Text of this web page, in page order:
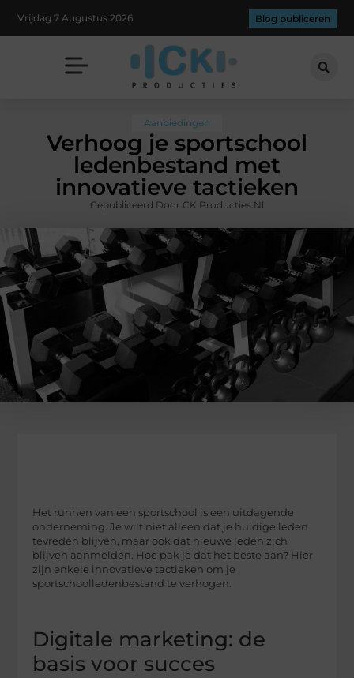
Vrijdag 7 Augustus 2026 Blog publiceren
Aanbiedingen
Verhoog je sportschool
ledenbestand met
innovatieve tactieken
Gepubliceerd Door CK Producties.nl
Het runnen van een sportschool is een uitdagende
onderneming. Je wilt niet alleen dat je huidige leden
tevreden blijven, maar ook dat nieuwe leden zich
blijven aanmelden. Hoe pak je dat het beste aan? Hier
zijn enkele innovatieve tactieken om je
sportschoolledenbestand te verhogen.
Digitale marketing: de
basis voor succes